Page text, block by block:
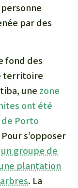
des terres
béton
par des
fond des
territoire
une zone
ont été
Porto
s’opposer
un groupe de
plantation
. La